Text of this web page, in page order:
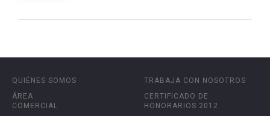
QUIÉNES SOMOS
ÁREA
COMERCIAL
TRABAJA CON NOSOTROS
CERTIFICADO DE
HONORARIOS 2012